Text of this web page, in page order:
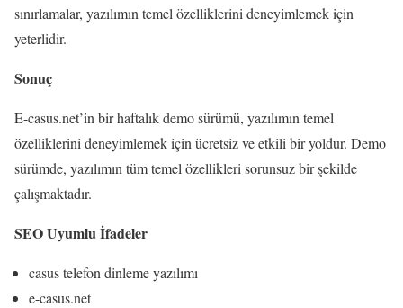
sınırlamalar, yazılımın temel özelliklerini deneyimlemek için
yeterlidir.
Sonuç
E-casus.net’in bir haftalık demo sürümü, yazılımın temel
özelliklerini deneyimlemek için ücretsiz ve etkili bir yoldur. Demo
sürümde, yazılımın tüm temel özellikleri sorunsuz bir şekilde
çalışmaktadır.
SEO Uyumlu İfadeler
casus telefon dinleme yazılımı
e-casus.net